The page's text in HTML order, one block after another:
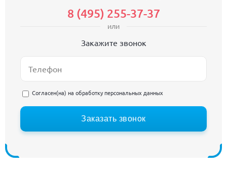
8 (495) 255-37-37
или
Закажите звонок
Согласен(на) на обработку персональных данных
Заказать звонок